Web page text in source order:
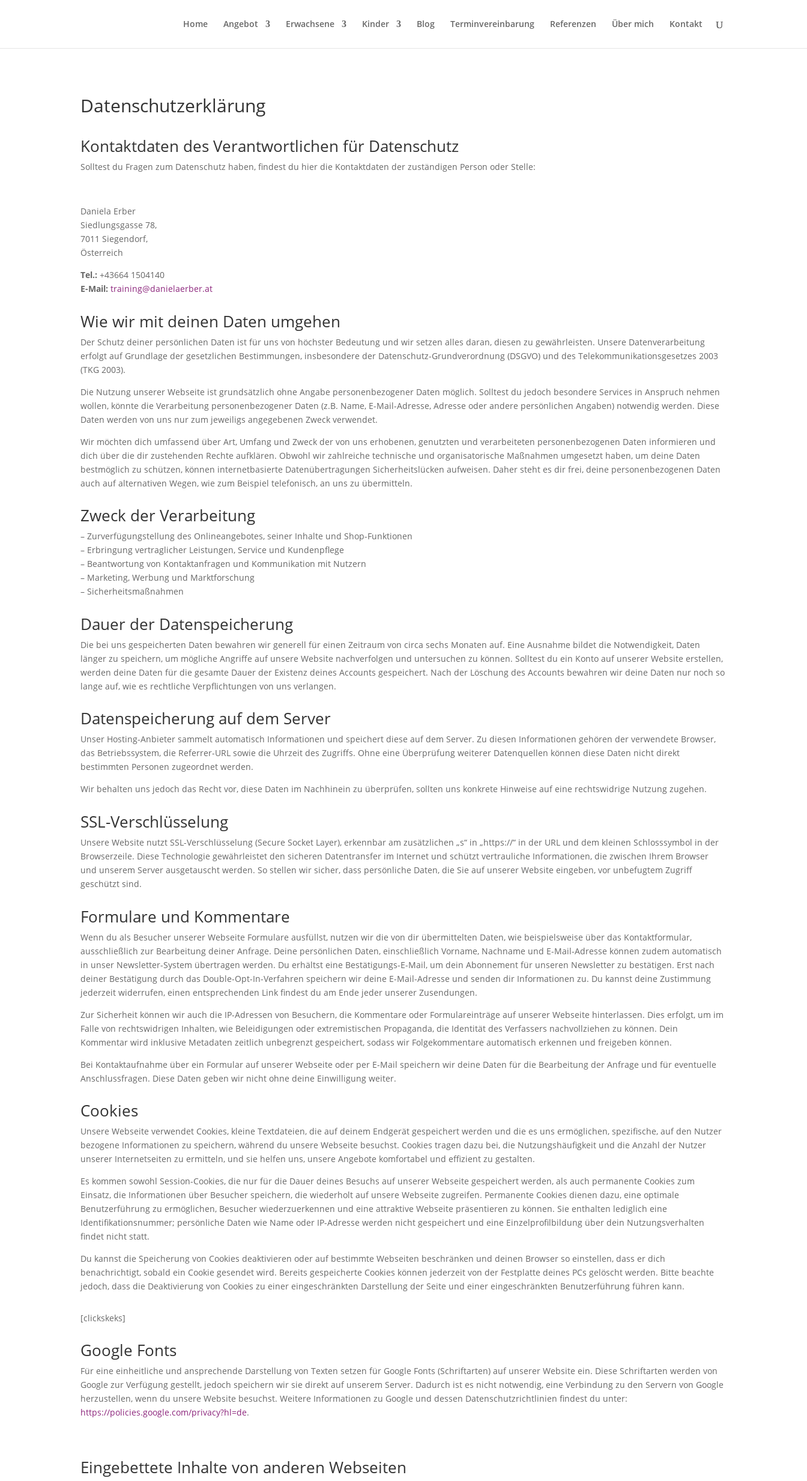
Home Angebot Erwachsene Kinder Blog Terminvereinbarung Referenzen Über mich Kontakt
Datenschutzerklärung
Kontaktdaten des Verantwortlichen für Datenschutz
Solltest du Fragen zum Datenschutz haben, findest du hier die Kontaktdaten der zuständigen Person oder Stelle:
Daniela Erber
Siedlungsgasse 78,
7011 Siegendorf,
Österreich
Tel.: +43664 1504140
E-Mail: training@danielaerber.at
Wie wir mit deinen Daten umgehen
Der Schutz deiner persönlichen Daten ist für uns von höchster Bedeutung und wir setzen alles daran, diesen zu gewährleisten. Unsere Datenverarbeitung
erfolgt auf Grundlage der gesetzlichen Bestimmungen, insbesondere der Datenschutz-Grundverordnung (DSGVO) und des Telekommunikationsgesetzes 2003
(TKG 2003).
Die Nutzung unserer Webseite ist grundsätzlich ohne Angabe personenbezogener Daten möglich. Solltest du jedoch besondere Services in Anspruch nehmen
wollen, könnte die Verarbeitung personenbezogener Daten (z.B. Name, E-Mail-Adresse, Adresse oder andere persönlichen Angaben) notwendig werden. Diese
Daten werden von uns nur zum jeweiligs angegebenen Zweck verwendet.
Wir möchten dich umfassend über Art, Umfang und Zweck der von uns erhobenen, genutzten und verarbeiteten personenbezogenen Daten informieren und
dich über die dir zustehenden Rechte aufklären. Obwohl wir zahlreiche technische und organisatorische Maßnahmen umgesetzt haben, um deine Daten
bestmöglich zu schützen, können internetbasierte Datenübertragungen Sicherheitslücken aufweisen. Daher steht es dir frei, deine personenbezogenen Daten
auch auf alternativen Wegen, wie zum Beispiel telefonisch, an uns zu übermitteln.
Zweck der Verarbeitung
– Zurverfügungstellung des Onlineangebotes, seiner Inhalte und Shop-Funktionen
– Erbringung vertraglicher Leistungen, Service und Kundenpflege
– Beantwortung von Kontaktanfragen und Kommunikation mit Nutzern
– Marketing, Werbung und Marktforschung
– Sicherheitsmaßnahmen
Dauer der Datenspeicherung
Die bei uns gespeicherten Daten bewahren wir generell für einen Zeitraum von circa sechs Monaten auf. Eine Ausnahme bildet die Notwendigkeit, Daten
länger zu speichern, um mögliche Angriffe auf unsere Website nachverfolgen und untersuchen zu können. Solltest du ein Konto auf unserer Website erstellen,
werden deine Daten für die gesamte Dauer der Existenz deines Accounts gespeichert. Nach der Löschung des Accounts bewahren wir deine Daten nur noch so
lange auf, wie es rechtliche Verpflichtungen von uns verlangen.
Datenspeicherung auf dem Server
Unser Hosting-Anbieter sammelt automatisch Informationen und speichert diese auf dem Server. Zu diesen Informationen gehören der verwendete Browser,
das Betriebssystem, die Referrer-URL sowie die Uhrzeit des Zugriffs. Ohne eine Überprüfung weiterer Datenquellen können diese Daten nicht direkt
bestimmten Personen zugeordnet werden.
Wir behalten uns jedoch das Recht vor, diese Daten im Nachhinein zu überprüfen, sollten uns konkrete Hinweise auf eine rechtswidrige Nutzung zugehen.
SSL-Verschlüsselung
Unsere Website nutzt SSL-Verschlüsselung (Secure Socket Layer), erkennbar am zusätzlichen „s“ in „https://“ in der URL und dem kleinen Schlosssymbol in der
Browserzeile. Diese Technologie gewährleistet den sicheren Datentransfer im Internet und schützt vertrauliche Informationen, die zwischen Ihrem Browser
und unserem Server ausgetauscht werden. So stellen wir sicher, dass persönliche Daten, die Sie auf unserer Website eingeben, vor unbefugtem Zugriff
geschützt sind.
Formulare und Kommentare
Wenn du als Besucher unserer Webseite Formulare ausfüllst, nutzen wir die von dir übermittelten Daten, wie beispielsweise über das Kontaktformular,
ausschließlich zur Bearbeitung deiner Anfrage. Deine persönlichen Daten, einschließlich Vorname, Nachname und E-Mail-Adresse können zudem automatisch
in unser Newsletter-System übertragen werden. Du erhältst eine Bestätigungs-E-Mail, um dein Abonnement für unseren Newsletter zu bestätigen. Erst nach
deiner Bestätigung durch das Double-Opt-In-Verfahren speichern wir deine E-Mail-Adresse und senden dir Informationen zu. Du kannst deine Zustimmung
jederzeit widerrufen, einen entsprechenden Link findest du am Ende jeder unserer Zusendungen.
Zur Sicherheit können wir auch die IP-Adressen von Besuchern, die Kommentare oder Formulareinträge auf unserer Webseite hinterlassen. Dies erfolgt, um im
Falle von rechtswidrigen Inhalten, wie Beleidigungen oder extremistischen Propaganda, die Identität des Verfassers nachvollziehen zu können. Dein
Kommentar wird inklusive Metadaten zeitlich unbegrenzt gespeichert, sodass wir Folgekommentare automatisch erkennen und freigeben können.
Bei Kontaktaufnahme über ein Formular auf unserer Webseite oder per E-Mail speichern wir deine Daten für die Bearbeitung der Anfrage und für eventuelle
Anschlussfragen. Diese Daten geben wir nicht ohne deine Einwilligung weiter.
Cookies
Unsere Webseite verwendet Cookies, kleine Textdateien, die auf deinem Endgerät gespeichert werden und die es uns ermöglichen, spezifische, auf den Nutzer
bezogene Informationen zu speichern, während du unsere Webseite besuchst. Cookies tragen dazu bei, die Nutzungshäufigkeit und die Anzahl der Nutzer
unserer Internetseiten zu ermitteln, und sie helfen uns, unsere Angebote komfortabel und effizient zu gestalten.
Es kommen sowohl Session-Cookies, die nur für die Dauer deines Besuchs auf unserer Webseite gespeichert werden, als auch permanente Cookies zum
Einsatz, die Informationen über Besucher speichern, die wiederholt auf unsere Webseite zugreifen. Permanente Cookies dienen dazu, eine optimale
Benutzerführung zu ermöglichen, Besucher wiederzuerkennen und eine attraktive Webseite präsentieren zu können. Sie enthalten lediglich eine
Identifikationsnummer; persönliche Daten wie Name oder IP-Adresse werden nicht gespeichert und eine Einzelprofilbildung über dein Nutzungsverhalten
findet nicht statt.
Du kannst die Speicherung von Cookies deaktivieren oder auf bestimmte Webseiten beschränken und deinen Browser so einstellen, dass er dich
benachrichtigt, sobald ein Cookie gesendet wird. Bereits gespeicherte Cookies können jederzeit von der Festplatte deines PCs gelöscht werden. Bitte beachte
jedoch, dass die Deaktivierung von Cookies zu einer eingeschränkten Darstellung der Seite und einer eingeschränkten Benutzerführung führen kann.
[clickskeks]
Google Fonts
Für eine einheitliche und ansprechende Darstellung von Texten setzen für Google Fonts (Schriftarten) auf unserer Website ein. Diese Schriftarten werden von
Google zur Verfügung gestellt, jedoch speichern wir sie direkt auf unserem Server. Dadurch ist es nicht notwendig, eine Verbindung zu den Servern von Google
herzustellen, wenn du unsere Website besuchst. Weitere Informationen zu Google und dessen Datenschutzrichtlinien findest du unter:
https://policies.google.com/privacy?hl=de.
Eingebettete Inhalte von anderen Webseiten